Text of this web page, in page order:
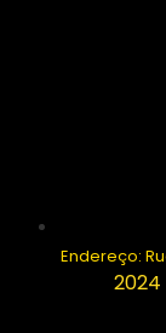
Endereço:
2024